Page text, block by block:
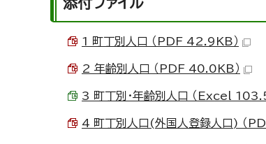
添付ファイル
1 町丁別人口 （PDF 42.9KB）
2 年齢別人口 （PDF 40.0KB）
3 町丁別・年齢別人口 （Excel
4 町丁別人口(外国人登録人口) （